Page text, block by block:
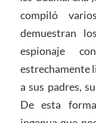
compiló
demuestran
espionaje
estrechamente
a sus padres,
De esta